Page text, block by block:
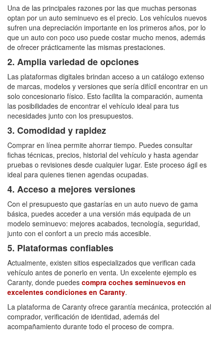
Una de las principales razones por las que muchas personas
optan por un auto seminuevo es el precio. Los vehículos nuevos
sufren una depreciación importante en los primeros años, por lo
que un auto con poco uso puede costar mucho menos, además
de ofrecer prácticamente las mismas prestaciones.
2. Amplia variedad de opciones
Las plataformas digitales brindan acceso a un catálogo extenso
de marcas, modelos y versiones que sería difícil encontrar en un
solo concesionario físico. Esto facilita la comparación, aumenta
las posibilidades de encontrar el vehículo ideal para tus
necesidades junto con los presupuestos.
3. Comodidad y rapidez
Comprar en línea permite ahorrar tiempo. Puedes consultar
fichas técnicas, precios, historial del vehículo y hasta agendar
pruebas o revisiones desde cualquier lugar. Este proceso ágil es
ideal para quienes tienen agendas ocupadas.
4. Acceso a mejores versiones
Con el presupuesto que gastarías en un auto nuevo de gama
básica, puedes acceder a una versión más equipada de un
modelo seminuevo: mejores acabados, tecnología, seguridad,
junto con el confort a un precio más accesible.
5. Plataformas confiables
Actualmente, existen sitios especializados que verifican cada
vehículo antes de ponerlo en venta. Un excelente ejemplo es
Caranty, donde puedes compra coches seminuevos en
excelentes condiciones en Caranty.
La plataforma de Caranty ofrece garantía mecánica, protección al
comprador, verificación de identidad, además del
acompañamiento durante todo el proceso de compra.